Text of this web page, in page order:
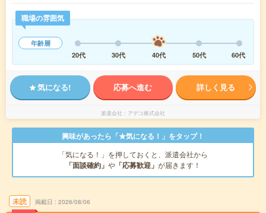
職場の雰囲気
年齢層
20代
30代 40代 50代 60代
気になる! 応募へ進む 詳しく見る
派遣会社 アデコ株式会社
興味があったら「★気になる！」をタップ！
「気になる！」を押しておくと、派遣会社から
「面談確約」 や 「応募歓迎」 が届きます！
未読 掲載日 2026/08/06